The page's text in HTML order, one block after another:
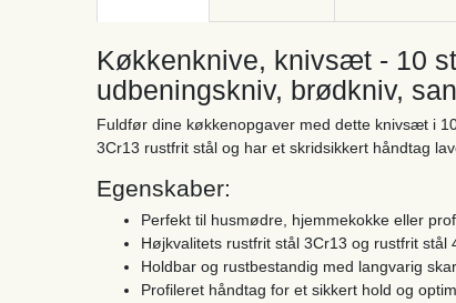
Køkkenknive, knivsæt - 10
udbeningskniv, brødkniv,
Fuldfør dine køkkenopgaver med dette knivsæt i
3Cr13 rustfrit stål og har et skridsikkert håndtag
Egenskaber:
Perfekt til husmødre, hjemmekokke eller
Højkvalitets rustfrit stål 3Cr13 og rustfrit
Holdbar og rustbestandig med langvarig
Profileret håndtag for et sikkert hold og